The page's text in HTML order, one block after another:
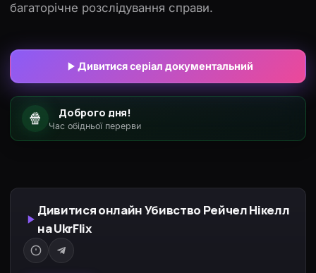
багаторічне розслідування справи.
Дивитися серіал документальний
🍿 Доброго дня!
Час обідньої перерви
Дивитися онлайн Убивство Рейчел Нікелл
на UkrFlix